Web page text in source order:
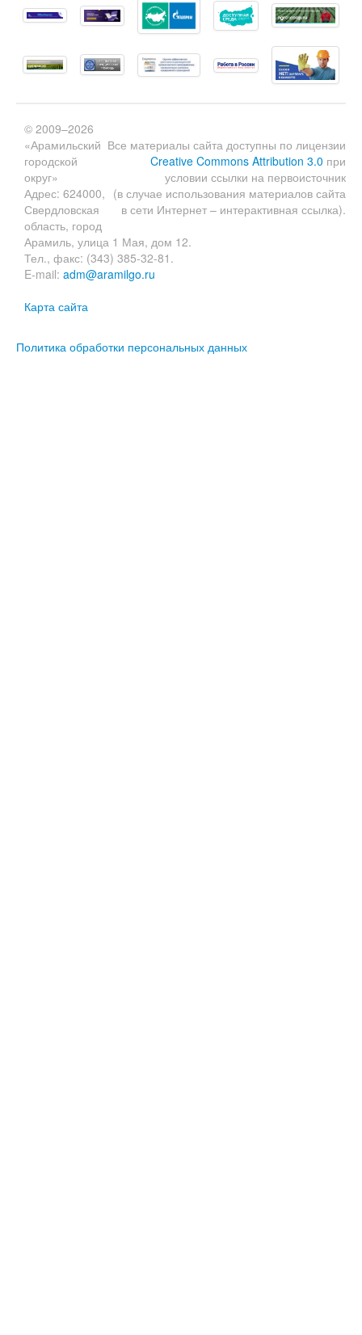
Все материалы сайта доступны по лицензии
Creative Commons Attribution 3.0 при
условии ссылки на первоисточник
(в случае использования материалов сайта
в сети Интернет – интерактивная ссылка).
© 2009–2026
«Арамильский
городской
округ»
Адрес: 624000,
Свердловская
область, город
Арамиль, улица 1 Мая, дом 12.
Тел., факс: (343) 385-32-81.
E-mail: adm@aramilgo.ru
Карта сайта
Политика обработки персональных данных